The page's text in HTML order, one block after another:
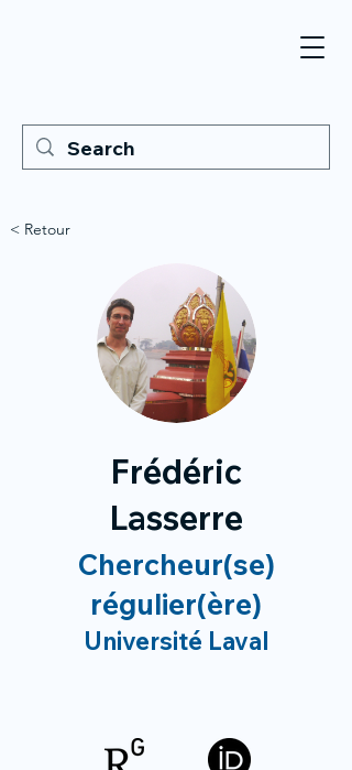
< Retour
Frédéric
Lasserre
Chercheur(se)
régulier(ère)
Université Laval